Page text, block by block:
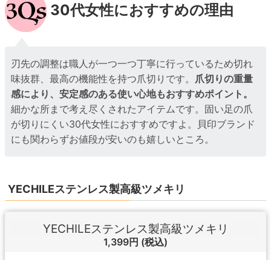
30代女性におすすめの理由
刃先の調整は職人が一つ一つ丁寧に行っているため切れ
味抜群、最高の機能性を持つ爪切りです。 爪切りの重量
感により、安定感のある使い心地もおすすめポイント。
細かな所まで考え尽くされたアイテムです。固い足の爪
が切りにくい30代女性におすすめですよ。貝印ブランド
にも関わらずお値段が安いのも嬉しいところ。
YECHILEステンレス製高級ツメキリ
YECHILEステンレス製高級ツメキリ
1,399円 (税込)